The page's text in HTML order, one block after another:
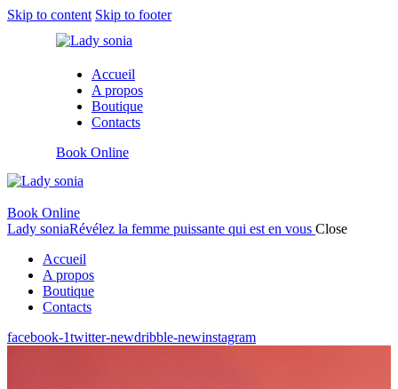
Skip to content Skip to footer
Accueil
A propos
Boutique
Contacts
Book Online
Book Online
Lady soniaRévélez la femme puissante qui est en vous Close
Accueil
A propos
Boutique
Contacts
facebook-1twitter-newdribble-newinstagram